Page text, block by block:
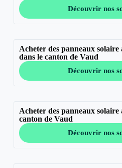
Découvrir nos
Acheter des panneaux solaire
dans le canton de Vaud
Découvrir nos
Acheter des panneaux solaire
canton de Vaud
Découvrir nos